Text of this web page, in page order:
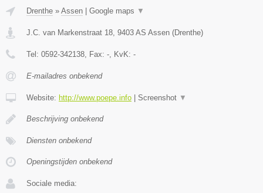
Drenthe » Assen Google maps ▼
J.C. van Markenstraat 18 9403 AS Assen (Drenthe)
Tel: 0592-342138 , Fax: - , KvK: -
E-mailadres onbekend
Website: http://www.poepe.info Screenshot ▼
Beschrijving onbekend
Diensten onbekend
Openingstijden onbekend
Sociale media: